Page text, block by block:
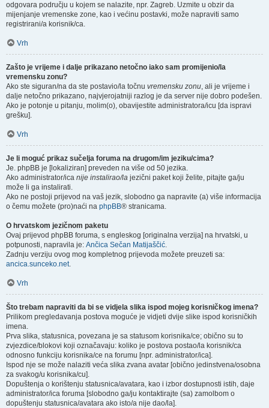
odgovara području u kojem se nalazite, npr. Zagreb. Uzmite u obzir da
mijenjanje vremenske zone, kao i većinu postavki, može napraviti samo
registrirani/a korisnik/ca.
Vrh
Zašto je vrijeme i dalje prikazano netočno iako sam promijenio/la
vremensku zonu?
Ako ste siguran/na da ste postavio/la točnu vremensku zonu, ali je vrijeme i
dalje netočno prikazano, najvjerojatniji razlog je da server nije dobro podešen.
Ako je potonje u pitanju, molim(o), obavijestite administratora/icu [da ispravi
grešku].
Vrh
Je li moguć prikaz sučelja foruma na drugom/im jeziku/cima?
Je. phpBB je [lokaliziran] preveden na više od 50 jezika.
Ako administrator/ica nije instalirao/la jezični paket koji želite, pitajte ga/ju
može li ga instalirati.
Ako ne postoji prijevod na vaš jezik, slobodno ga napravite (a) više informacija
o čemu možete (pro)naći na phpBB® stranicama.
O hrvatskom jezičnom paketu
Ovaj prijevod phpBB foruma, s engleskog [originalna verzija] na hrvatski, u
potpunosti, napravila je: Ančica Sečan Matijaščić.
Zadnju verziju ovog mog kompletnog prijevoda možete preuzeti sa:
ancica.sunceko.net.
Vrh
Što trebam napraviti da bi se vidjela slika ispod mojeg korisničkog imena?
Prilikom pregledavanja postova moguće je vidjeti dvije slike ispod korisničkih
imena.
Prva slika, statusnica, povezana je sa statusom korisnika/ce; obično su to
zvjezdice/blokovi koji označavaju: koliko je postova postao/la korisnik/ca
odnosno funkciju korisnika/ce na forumu [npr. administrator/ica].
Ispod nje se može nalaziti veća slika zvana avatar [obično jedinstvena/osobna
za svakog/u korisnika/cu].
Dopuštenja o korištenju statusnica/avatara, kao i izbor dostupnosti istih, daje
administrator/ica foruma [slobodno ga/ju kontaktirajte (sa) zamolbom o
dopuštenju statusnica/avatara ako isto/a nije dao/la].